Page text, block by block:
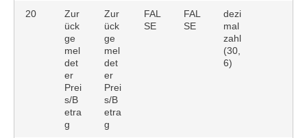
20
Zur
ück
ge
mel
det
er
Prei
s/B
etra
g
Zur
ück
ge
mel
det
er
Prei
s/B
etra
g
FAL
SE
FAL
SE
dezi
mal
zahl
(30,
6)